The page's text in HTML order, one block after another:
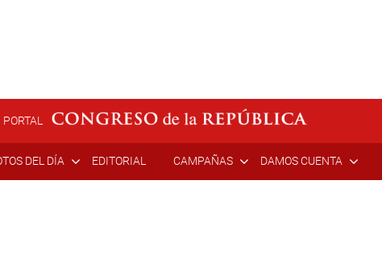
PORTAL
DEL DÍA EDITORIAL CAMPAÑAS DAMOS CUENTA